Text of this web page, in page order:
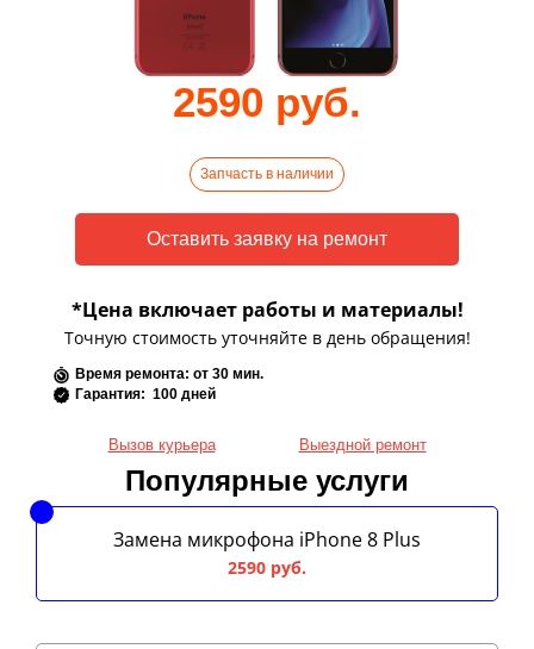
2590 руб.
Запчасть в наличии
*Цена включает работы и материалы!
Точную стоимость уточняйте в день обращения!
Время ремонта: от 30 мин.
Гарантия: 100 дней
Вызов курьера Выездной ремонт
Популярные услуги
Замена микрофона iPhone 8 Plus
2590 руб.